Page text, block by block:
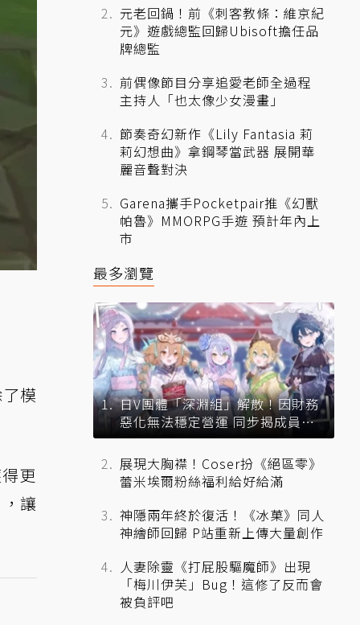
模
更
讓
元老回鍋！前《刺客教條：維京紀
元》遊戲總監回歸Ubisoft擔任品
牌總監
前偶像節目分享追愛老師全過程
主持人「也太像少女漫畫」
節奏奇幻新作《Lily Fantasia 莉
莉幻想曲》拿鋼琴當武器 展開華
麗音聲對決
Garena攜手Pocketpair推《幻獸
帕魯》MMORPG手遊 預計年內上
市
最多瀏覽
日V團體「深淵組」解散！因財務
惡化無法穩定營運 同步揭成員未
來去向
展現大胸襟！Coser扮《絕區零》
蕾米埃爾粉絲福利給好給滿
神隱兩年終於復活！《冰菓》同人
神繪師回歸 P站重新上傳大量創作
人妻除靈《打屁股驅魔師》出現
「梅川伊芙」Bug！這修了反而會
被負評吧